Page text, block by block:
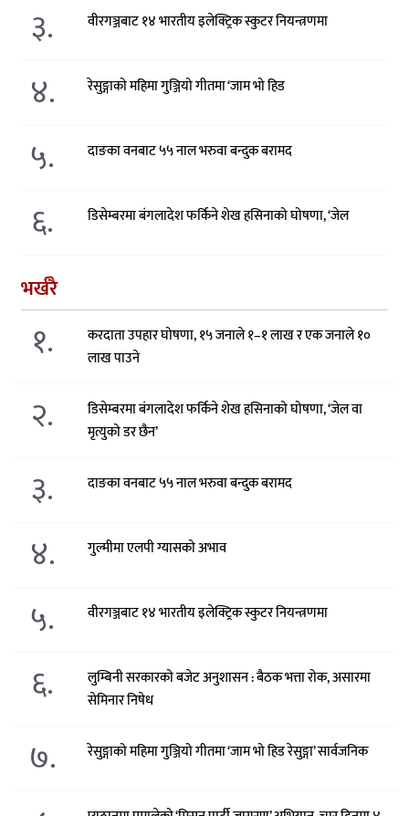
३. वीरगञ्जबाट १४ भारतीय इलेक्ट्रिक स्कुटर नियन्त्रणमा
४. रेसुङ्गाको महिमा गुञ्जियो गीतमा ‘जाम भो हिड
५. दाङका वनबाट ५५ नाल भरुवा बन्दुक बरामद
६. डिसेम्बरमा बंगलादेश फर्किने शेख हसिनाको घोषणा, ‘जेल
भर्खरै
१.
करदाता उपहार घोषणा, १५ जनाले १–१ लाख र एक जनाले १०
लाख पाउने
२.
डिसेम्बरमा बंगलादेश फर्किने शेख हसिनाको घोषणा, ‘जेल वा
मृत्युको डर छैन’
३. दाङका वनबाट ५५ नाल भरुवा बन्दुक बरामद
४. गुल्मीमा एलपी ग्यासको अभाव
५. वीरगञ्जबाट १४ भारतीय इलेक्ट्रिक स्कुटर नियन्त्रणमा
६.
लुम्बिनी सरकारको बजेट अनुशासन : बैठक भत्ता रोक, असारमा
सेमिनार निषेध
७. रेसुङ्गाको महिमा गुञ्जियो गीतमा ‘जाम भो हिड रेसुङ्गा’ सार्वजनिक